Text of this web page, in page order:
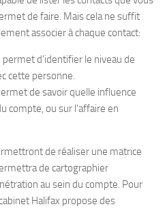
de faire. Mais cela ne suffit
associer à chaque contact:
d’identifier le niveau de
cette personne.
de savoir quelle influence
compte, ou sur l’affaire en
de réaliser une matrice
de cartographier
au sein du compte. Pour
Halifax propose des